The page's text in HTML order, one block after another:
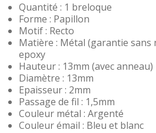
Quantité : 1 breloque
Forme : Papillon
Motif : Recto
Matière : Métal (garantie sans
epoxy
Hauteur : 13mm (avec anneau)
Diamètre : 13mm
Epaisseur : 2mm
Passage de fil : 1,5mm
Couleur métal : Argenté
Couleur émail : Bleu et blanc